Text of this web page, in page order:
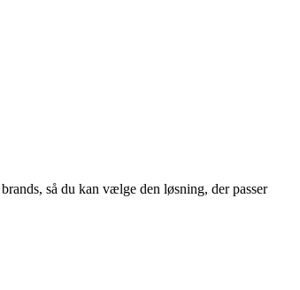
så du kan vælge den løsning, der passer